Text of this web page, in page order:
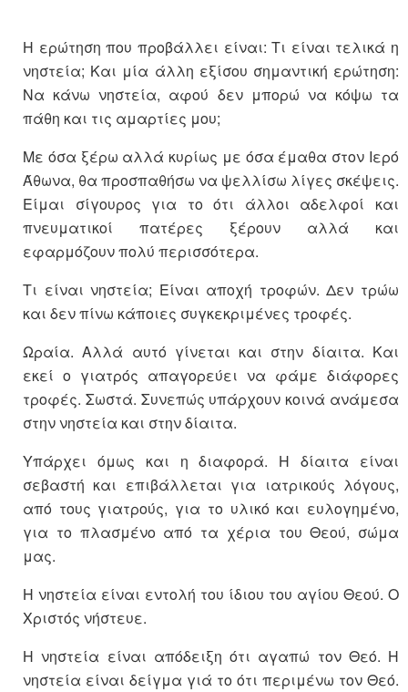
Η ερώτηση που προβάλλει είναι: Τι είναι τελικά η
νηστεία; Και μία άλλη εξίσου σημαντική ερώτηση:
Να κάνω νηστεία, αφού δεν μπορώ να κόψω τα
πάθη και τις αμαρτίες μου;
Με όσα ξέρω αλλά κυρίως με όσα έμαθα στον Ιερό
Άθωνα, θα προσπαθήσω να ψελλίσω λίγες σκέψεις.
Είμαι σίγουρος για το ότι άλλοι αδελφοί και
πνευματικοί πατέρες ξέρουν αλλά και
εφαρμόζουν πολύ περισσότερα.
Τι είναι νηστεία; Είναι αποχή τροφών. Δεν τρώω
και δεν πίνω κάποιες συγκεκριμένες τροφές.
Ωραία. Αλλά αυτό γίνεται και στην δίαιτα. Και
εκεί ο γιατρός απαγορεύει να φάμε διάφορες
τροφές. Σωστά. Συνεπώς υπάρχουν κοινά ανάμεσα
στην νηστεία και στην δίαιτα.
Υπάρχει όμως και η διαφορά. Η δίαιτα είναι
σεβαστή και επιβάλλεται για ιατρικούς λόγους,
από τους γιατρούς, για το υλικό και ευλογημένο,
για το πλασμένο από τα χέρια του Θεού, σώμα
μας.
Η νηστεία είναι εντολή του ίδιου του αγίου Θεού. Ο
Χριστός νήστευε.
Η νηστεία είναι απόδειξη ότι αγαπώ τον Θεό. Η
νηστεία είναι δείγμα γιά το ότι περιμένω τον Θεό.